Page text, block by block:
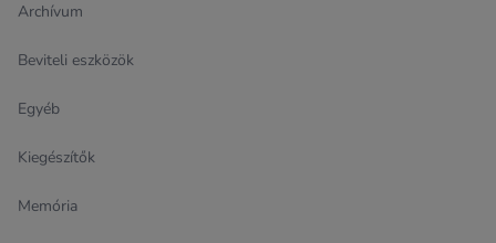
Archívum
Beviteli eszközök
Egyéb
Kiegészítők
Memória